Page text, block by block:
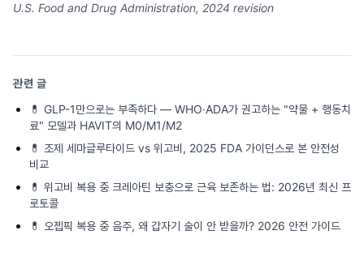
U.S. Food and Drug Administration, 2024 revision
관련 글
💊 GLP-1만으로는 부족하다 — WHO·ADA가 권고하는 "약물 + 행동치
료" 모델과 HAVIT의 M0/M1/M2
💊 조제 세마글루타이드 vs 위고비, 2025 FDA 가이던스로 본 안전성
비교
💊 위고비 복용 중 크레아틴 보충으로 근육 보존하는 법: 2026년 최신 프
로토콜
💊
오젭픽 복용 중 음주, 왜 갑자기 술이 안 받을까? 2026 안전 가이드